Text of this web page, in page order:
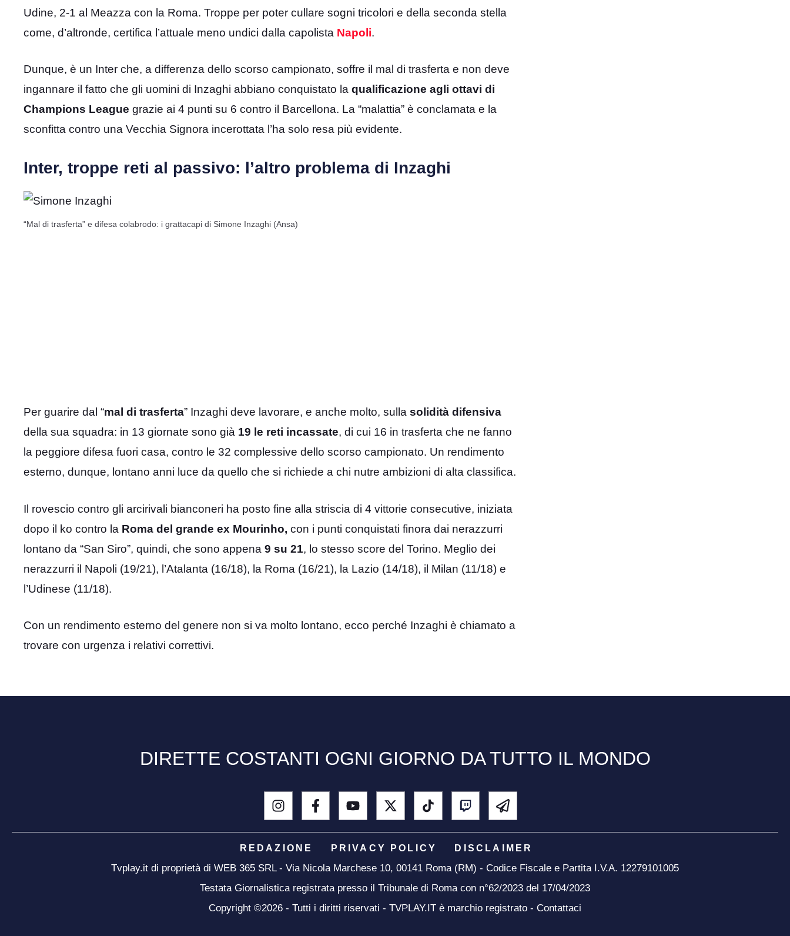
Udine, 2-1 al Meazza con la Roma. Troppe per poter cullare sogni tricolori e della seconda stella
come, d’altronde, certifica l’attuale meno undici dalla capolista Napoli.
Dunque, è un Inter che, a differenza dello scorso campionato, soffre il mal di trasferta e non deve
ingannare il fatto che gli uomini di Inzaghi abbiano conquistato la qualificazione agli ottavi di
Champions League grazie ai 4 punti su 6 contro il Barcellona. La “malattia” è conclamata e la
sconfitta contro una Vecchia Signora incerottata l’ha solo resa più evidente.
Inter, troppe reti al passivo: l’altro problema di Inzaghi
“Mal di trasferta” e difesa colabrodo: i grattacapi di Simone Inzaghi (Ansa)
Per guarire dal “mal di trasferta” Inzaghi deve lavorare, e anche molto, sulla solidità difensiva
della sua squadra: in 13 giornate sono già 19 le reti incassate, di cui 16 in trasferta che ne fanno
la peggiore difesa fuori casa, contro le 32 complessive dello scorso campionato. Un rendimento
esterno, dunque, lontano anni luce da quello che si richiede a chi nutre ambizioni di alta classifica.
Il rovescio contro gli arcirivali bianconeri ha posto fine alla striscia di 4 vittorie consecutive, iniziata
dopo il ko contro la Roma del grande ex Mourinho, con i punti conquistati finora dai nerazzurri
lontano da “San Siro”, quindi, che sono appena 9 su 21, lo stesso score del Torino. Meglio dei
nerazzurri il Napoli (19/21), l’Atalanta (16/18), la Roma (16/21), la Lazio (14/18), il Milan (11/18) e
l’Udinese (11/18).
Con un rendimento esterno del genere non si va molto lontano, ecco perché Inzaghi è chiamato a
trovare con urgenza i relativi correttivi.
DIRETTE COSTANTI OGNI GIORNO DA TUTTO IL MONDO
REDAZIONE PRIVACY POLICY DISCLAIMER
Tvplay.it di proprietà di WEB 365 SRL - Via Nicola Marchese 10, 00141 Roma (RM) - Codice Fiscale e Partita I.V.A. 12279101005
Testata Giornalistica registrata presso il Tribunale di Roma con n°62/2023 del 17/04/2023
Copyright ©2026 - Tutti i diritti riservati - TVPLAY.IT è marchio registrato - Contattaci